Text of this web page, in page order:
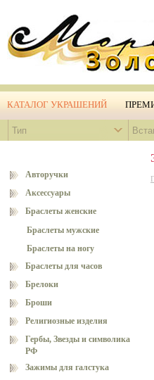
КАТАЛОГ УКРАШЕНИЙ
Тип
Авторучки
Аксессуары
Браслеты женские
Браслеты мужские
Браслеты на ногу
Браслеты для часов
Брелоки
Броши
Религиозные изделия
Гербы, Звезды и символика
РФ
Зажимы для галстука